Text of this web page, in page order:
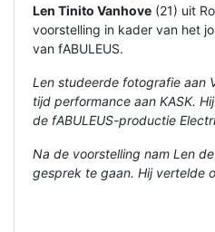
Len Tinito Vanhove (21) uit
voorstelling in kader van het
van fABULEUS.
Len studeerde fotografie aan
tijd performance aan KASK.
de fABULEUS-productie
Na de voorstelling nam Len
gesprek te gaan. Hij vertelde